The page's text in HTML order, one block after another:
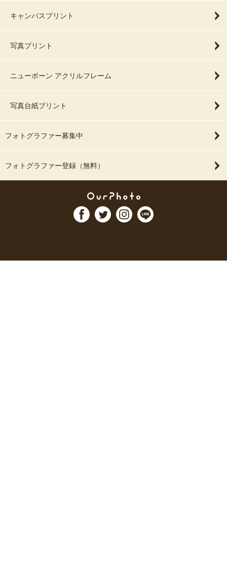
キャンバスプリント
写真プリント
ニューボーン アクリルフレーム
写真台紙プリント
フォトグラファー募集中
フォトグラファー登録（無料）